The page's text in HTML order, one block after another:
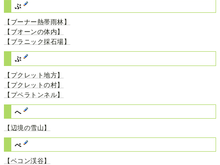
ぶ
【ブーナー熱帯雨林】
【ブオーンの体内】
【ブラニック採石場】
ぷ
【プクレット地方】
【プクレットの村】
【プペラトンネル】
へ
【辺境の雪山】
べ
【ベコン渓谷】